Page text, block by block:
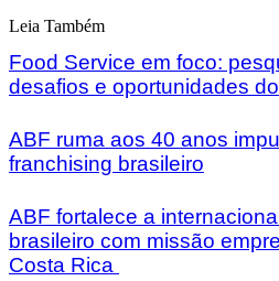
Leia Também
Food Service em foco:
desafios e oportunidades
ABF ruma aos 40 anos
franchising brasileiro
ABF fortalece a
brasileiro com missão
Costa Rica